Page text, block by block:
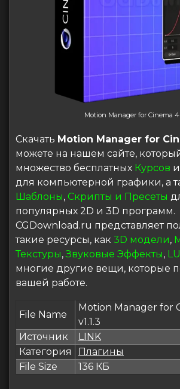
Motion Manager for Cinema
Скачать Motion Manager for
можете на нашем сайте,
множество бесплатных Курсов и
для компьютерной графики, а
Шаблоны, Скрипты и Пресеты
популярных 2D и 3D программ.
CGDownload.ru представляет
такие ресурсы, как 3D модели,
Текстуры,Звуковые Эффекты,
многие другие вещи, которые
вашей работе.
File Name
Motion Manager for
v1.1.3
Источник
LINK
Категория
Плагины
File Size
136 КБ